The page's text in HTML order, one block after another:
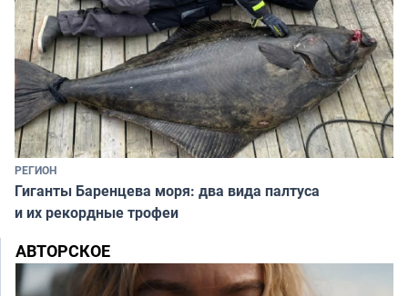
РЕГИОН
Гиганты Баренцева моря: два вида палтуса
и их рекордные трофеи
АВТОРСКОЕ